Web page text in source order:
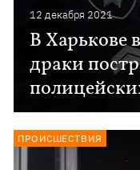
12 декабря 2021
В Харькове
драки
ПРОИСШЕСТВИЯ